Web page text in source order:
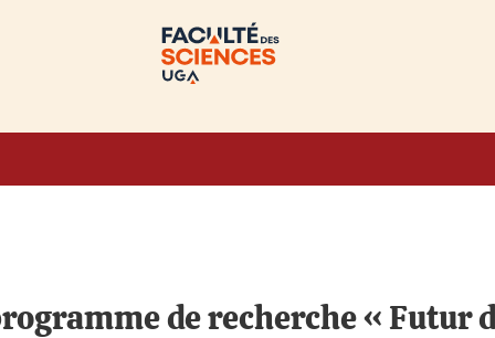
de recherche « Futur